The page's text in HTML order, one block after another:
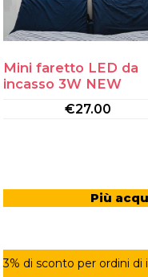
Mini faretto LED da
incasso 3W NEW
€27.00
Più
3% di sconto per ordini